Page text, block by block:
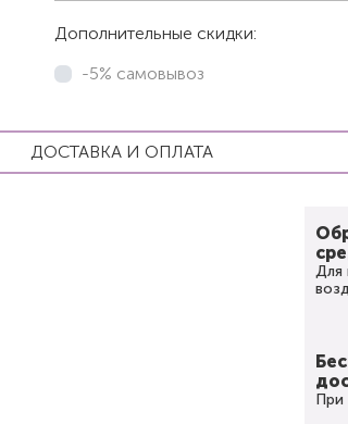
Дополнительные скидки:
-5% самовывоз
ДОСТАВКА И ОПЛАТА
Для
При